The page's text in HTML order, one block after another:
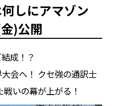
何しにアマゾン
)公開
成！？
会へ！ クセ強の通訳士
いの幕が上がる！